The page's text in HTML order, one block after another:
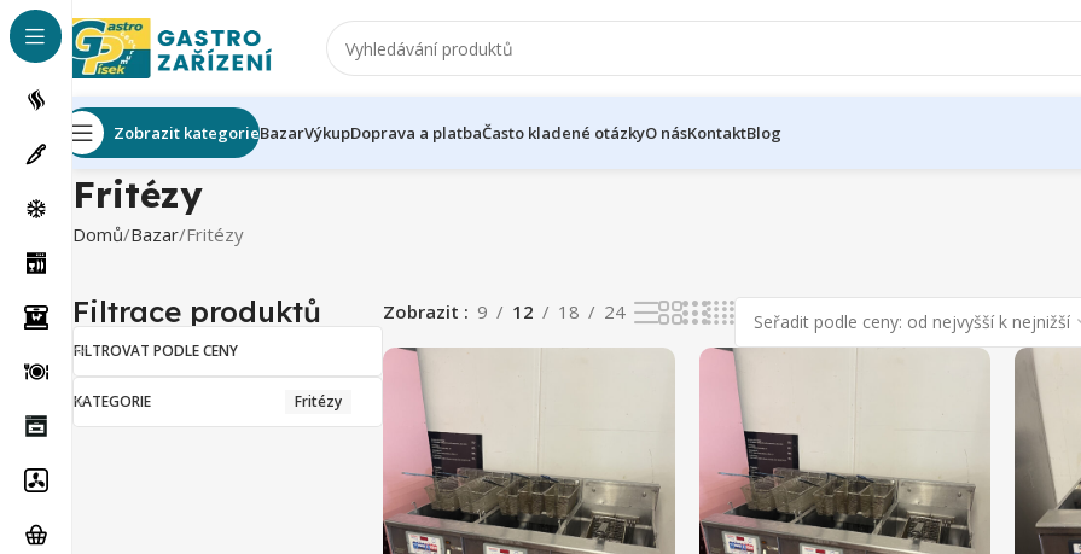
Zobrazit kategorieBazarVýkupDoprava a platbaČasto kladené otázkyO násKontaktBlog
Fritézy
Domů Bazar Fritézy
Filtrace produktů
FILTROVAT PODLE CENY
KATEGORIE Fritézy
Zobrazit 9 12 18 24